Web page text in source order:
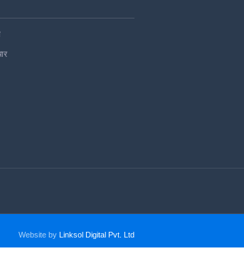
Website by Linksol Digital Pvt. Ltd